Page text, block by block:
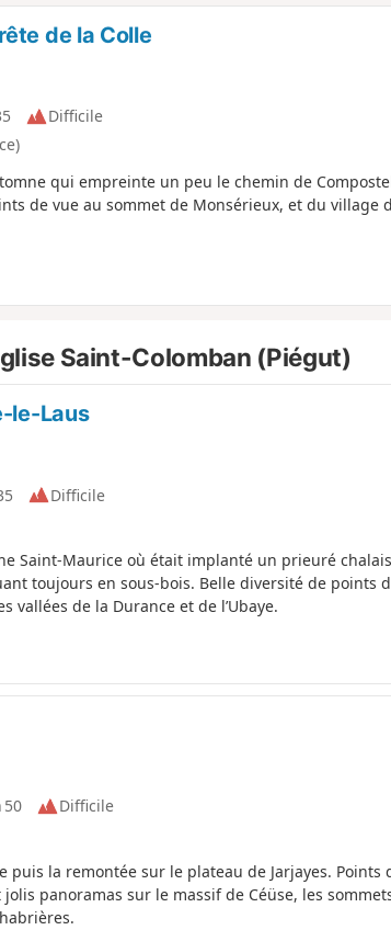
de la Colle
Difficile
qui empreinte un peu le chemin de
de vue au sommet de Monsérieux, et du village
Saint-Colomban (Piégut)
le-Laus
Difficile
Saint-Maurice où était implanté un prieuré
toujours en sous-bois. Belle diversité de points
vallées de la Durance et de l’Ubaye.
50
Difficile
puis la remontée sur le plateau de Jarjayes. Points
panoramas sur le massif de Céüse, les